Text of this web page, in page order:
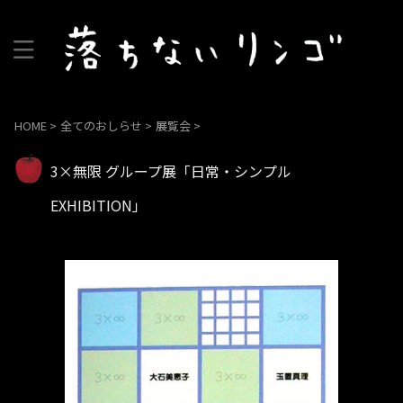
HOME > 全てのおしらせ > 展覧会 >
3×無限 グループ展「日常・シンプル
EXHIBITION」